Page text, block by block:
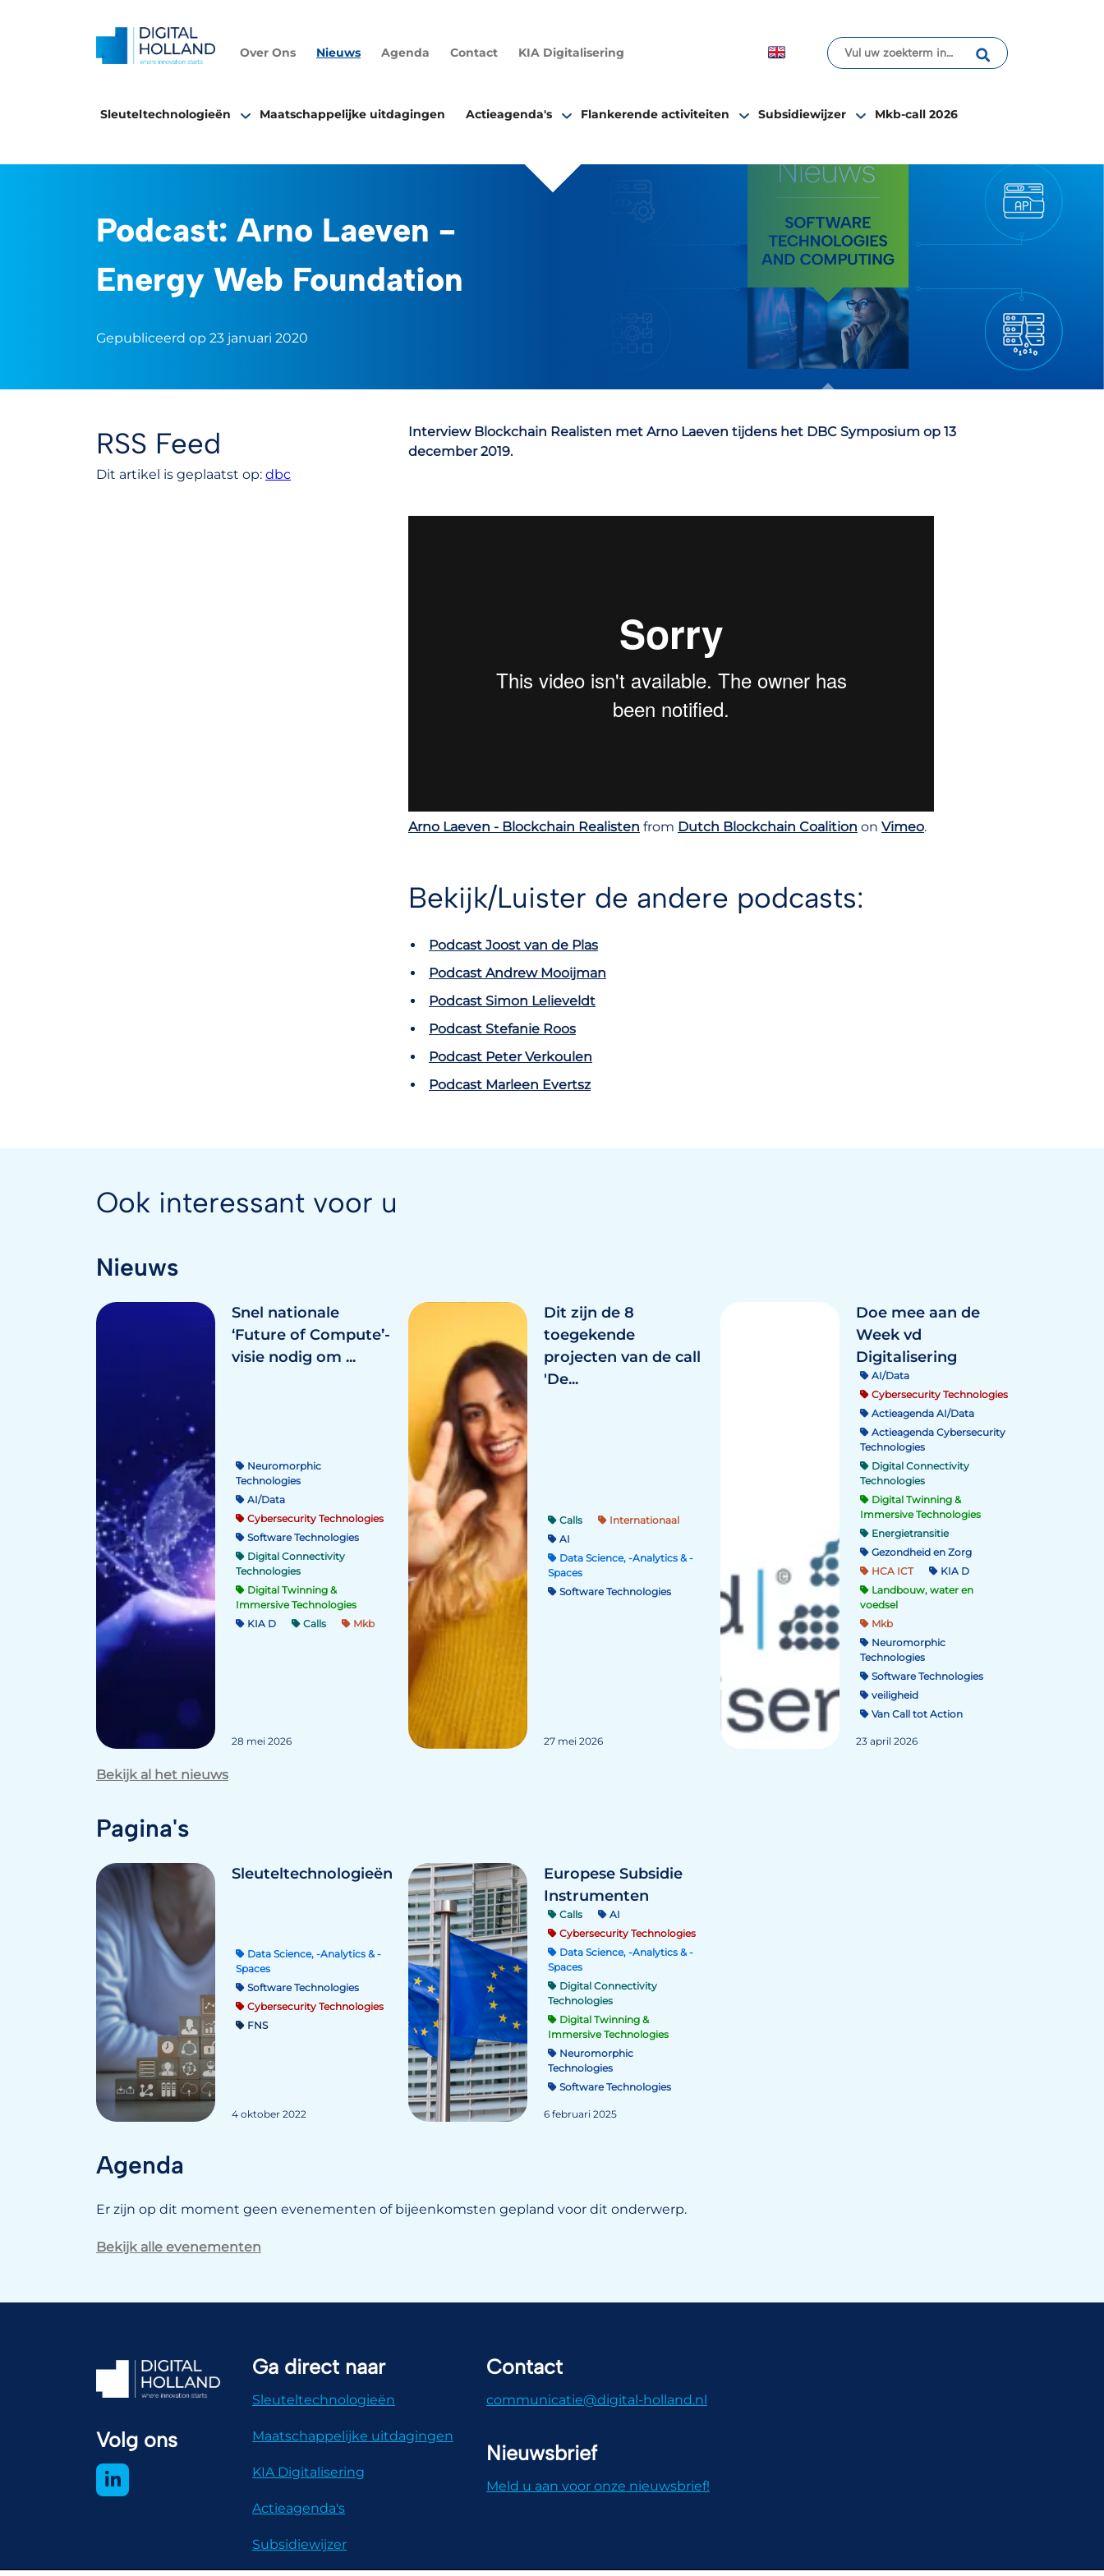
Over Ons Nieuws Agenda Contact KIA Digitalisering
Sleuteltechnologieën Maatschappelijke uitdagingen Actieagenda's Flankerende activiteiten Subsidiewijzer Mkb-call 2026
Podcast: Arno Laeven -
Energy Web Foundation
Gepubliceerd op 23 januari 2020
RSS Feed
Dit artikel is geplaatst op: dbc
Interview Blockchain Realisten met Arno Laeven tijdens het DBC Symposium op 13
december 2019.
Arno Laeven - Blockchain Realisten from Dutch Blockchain Coalition on Vimeo.
Bekijk/Luister de andere podcasts:
Podcast Joost van de Plas
Podcast Andrew Mooijman
Podcast Simon Lelieveldt
Podcast Stefanie Roos
Podcast Peter Verkoulen
Podcast Marleen Evertsz
Ook interessant voor u
Nieuws
Snel nationale
‘Future of Compute’-
visie nodig om ...
Neuromorphic
Technologies
AI/Data
Cybersecurity Technologies
Software Technologies
Digital Connectivity
Technologies
Digital Twinning &
Immersive Technologies
KIA D
Calls Mkb
28 mei 2026
Dit zijn de 8
toegekende
projecten van de call
'De...
Calls
Internationaal
AI
Data Science, -Analytics & -
Spaces
Software Technologies
27 mei 2026
Doe mee aan de
Week vd
Digitalisering
AI/Data
Cybersecurity Technologies
Actieagenda AI/Data
Actieagenda Cybersecurity
Technologies
Digital Connectivity
Technologies
Digital Twinning &
Immersive Technologies
Energietransitie
Gezondheid en Zorg
HCA ICT
KIA D
Landbouw, water en
voedsel
Mkb
Neuromorphic
Technologies
Software Technologies
veiligheid
Van Call tot Action
23 april 2026
Bekijk al het nieuws
Pagina's
Sleuteltechnologieën
Data Science, -Analytics & -
Spaces
Software Technologies
Cybersecurity Technologies
FNS
4 oktober 2022
Europese Subsidie
Instrumenten
Calls
AI
Cybersecurity Technologies
Data Science, -Analytics & -
Spaces
Digital Connectivity
Technologies
Digital Twinning &
Immersive Technologies
Neuromorphic
Technologies
Software Technologies
6 februari 2025
Agenda
Er zijn op dit moment geen evenementen of bijeenkomsten gepland voor dit onderwerp.
Bekijk alle evenementen
Volg ons
Ga direct naar
Sleuteltechnologieën
Maatschappelijke uitdagingen
KIA Digitalisering
Actieagenda's
Subsidiewijzer
Contact
communicatie@digital-holland.nl
Nieuwsbrief
Meld u aan voor onze nieuwsbrief!